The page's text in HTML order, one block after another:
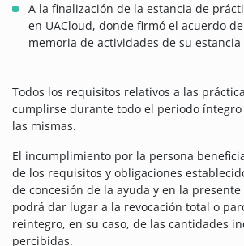
A la finalización de la estancia de
en UACloud, donde firmó el acuerdo
memoria de actividades de su
Todos los requisitos relativos a las
cumplirse durante todo el periodo
las mismas.
El incumplimiento por la persona
de los requisitos y obligaciones
de concesión de la ayuda y en la presente
podrá dar lugar a la revocación total o
reintegro, en su caso, de las cantidades
percibidas.